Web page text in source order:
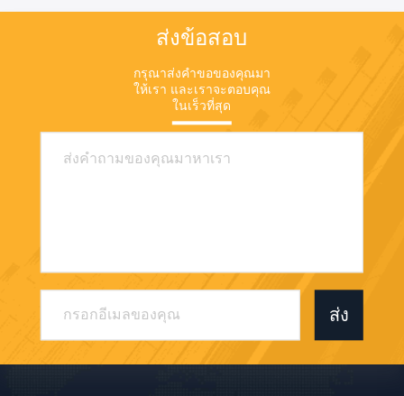
ส่งข้อสอบ
กรุณาส่งคําขอของคุณมา
ให้เรา และเราจะตอบคุณ
ในเร็วที่สุด
ส่ง